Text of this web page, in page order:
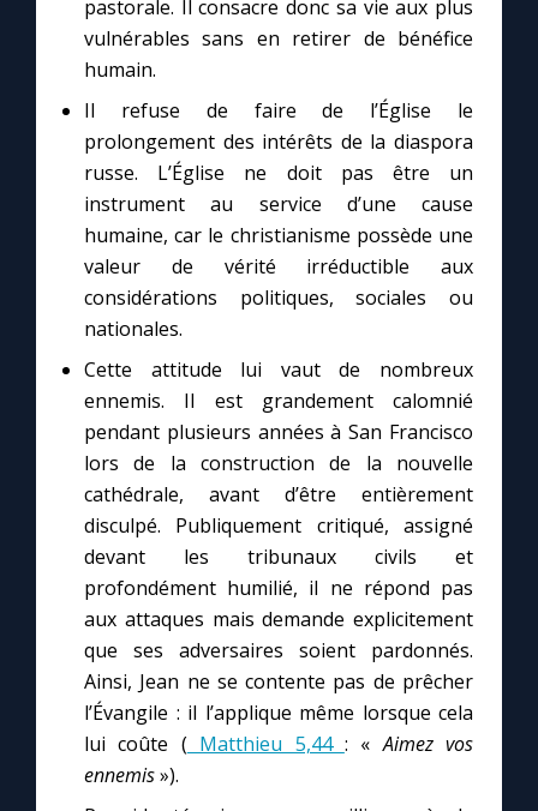
pastorale. Il consacre donc sa vie aux plus
vulnérables sans en retirer de bénéfice
humain.
Il refuse de faire de l’Église le
prolongement des intérêts de la diaspora
russe. L’Église ne doit pas être un
instrument au service d’une cause
humaine, car le christianisme possède une
valeur de vérité irréductible aux
considérations politiques, sociales ou
nationales.
Cette attitude lui vaut de nombreux
ennemis. Il est grandement calomnié
pendant plusieurs années à San Francisco
lors de la construction de la nouvelle
cathédrale, avant d’être entièrement
disculpé. Publiquement critiqué, assigné
devant les tribunaux civils et
profondément humilié, il ne répond pas
aux attaques mais demande explicitement
que ses adversaires soient pardonnés.
Ainsi, Jean ne se contente pas de prêcher
l’Évangile : il l’applique même lorsque cela
lui coûte (Matthieu 5,44 : «Aimez vos
ennemis»).